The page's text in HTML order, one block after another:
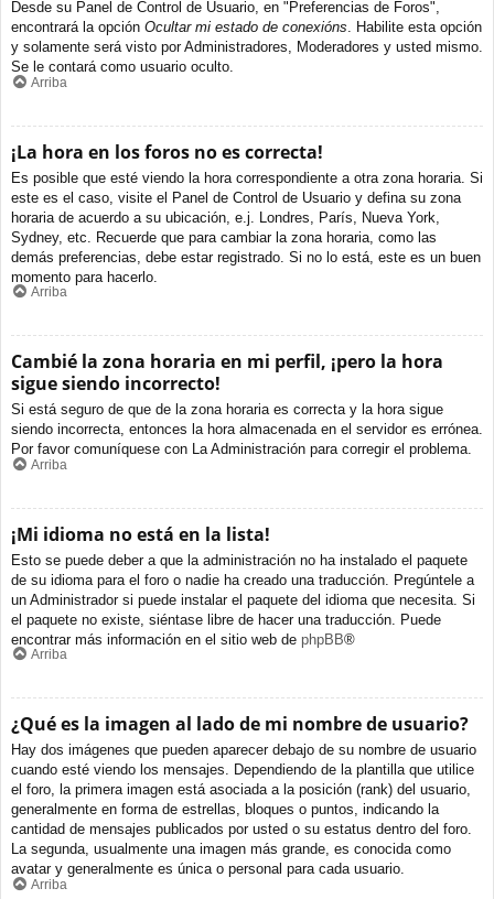
Desde su Panel de Control de Usuario, en "Preferencias de Foros",
encontrará la opción Ocultar mi estado de conexións. Habilite esta opción
y solamente será visto por Administradores, Moderadores y usted mismo.
Se le contará como usuario oculto.
Arriba
¡La hora en los foros no es correcta!
Es posible que esté viendo la hora correspondiente a otra zona horaria. Si
este es el caso, visite el Panel de Control de Usuario y defina su zona
horaria de acuerdo a su ubicación, e.j. Londres, París, Nueva York,
Sydney, etc. Recuerde que para cambiar la zona horaria, como las
demás preferencias, debe estar registrado. Si no lo está, este es un buen
momento para hacerlo.
Arriba
Cambié la zona horaria en mi perfil, ¡pero la hora
sigue siendo incorrecto!
Si está seguro de que de la zona horaria es correcta y la hora sigue
siendo incorrecta, entonces la hora almacenada en el servidor es errónea.
Por favor comuníquese con La Administración para corregir el problema.
Arriba
¡Mi idioma no está en la lista!
Esto se puede deber a que la administración no ha instalado el paquete
de su idioma para el foro o nadie ha creado una traducción. Pregúntele a
un Administrador si puede instalar el paquete del idioma que necesita. Si
el paquete no existe, siéntase libre de hacer una traducción. Puede
encontrar más información en el sitio web de phpBB®
Arriba
¿Qué es la imagen al lado de mi nombre de usuario?
Hay dos imágenes que pueden aparecer debajo de su nombre de usuario
cuando esté viendo los mensajes. Dependiendo de la plantilla que utilice
el foro, la primera imagen está asociada a la posición (rank) del usuario,
generalmente en forma de estrellas, bloques o puntos, indicando la
cantidad de mensajes publicados por usted o su estatus dentro del foro.
La segunda, usualmente una imagen más grande, es conocida como
avatar y generalmente es única o personal para cada usuario.
Arriba